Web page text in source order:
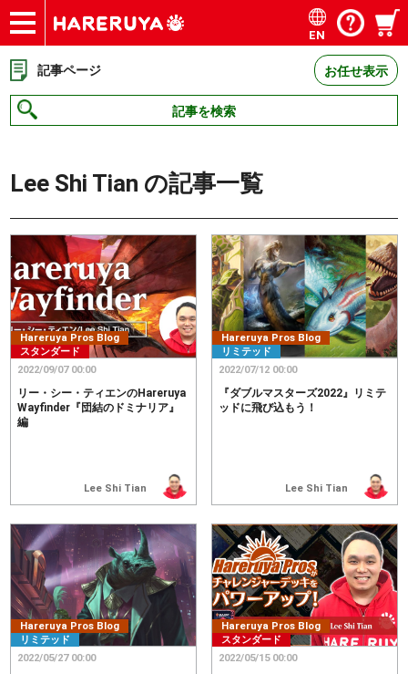
ショップ
買取
記事
デッキ検索
デッキ構築
選手一覧
店舗一覧
イベント
お問い合わせ
EN
記事ページ お任せ表示
記事を検索
Lee Shi Tian の記事一覧
Hareruya Pros Blog
スタンダード
Lee Shi Tian
リー・シー・ティエンのHareruya
Wayfinder『団結のドミナリア』
編
2022/09/07 00:00
Hareruya Pros Blog
リミテッド
Lee Shi Tian
『ダブルマスターズ2022』リミテ
ッドに飛び込もう！
2022/07/12 00:00
Hareruya Pros Blog
リミテッド
2022/05/27 00:00
Hareruya Pros Blog
スタンダード
2022/05/15 00:00